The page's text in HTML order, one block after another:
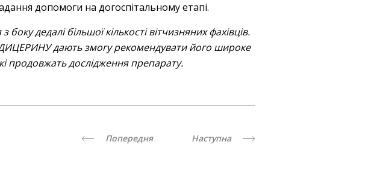
допомоги на догоспітальному етапі.
дедалі більшої кількості вітчизняних фахівців.
дають змогу рекомендувати його широке
продовжать дослідження препарату.
Попередня Наступна